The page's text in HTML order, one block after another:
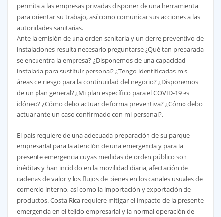
permita a las empresas privadas disponer de una herramienta
para orientar su trabajo, así como comunicar sus acciones a las
autoridades sanitarias.
Ante la emisión de una orden sanitaria y un cierre preventivo de
instalaciones resulta necesario preguntarse ¿Qué tan preparada
se encuentra la empresa? ¿Disponemos de una capacidad
instalada para sustituir personal? ¿Tengo identificadas mis
áreas de riesgo para la continuidad del negocio? ¿Disponemos
de un plan general? ¿Mi plan específico para el COVID-19 es
idóneo? ¿Cómo debo actuar de forma preventiva? ¿Cómo debo
actuar ante un caso confirmado con mi personal?.
El país requiere de una adecuada preparación de su parque
empresarial para la atención de una emergencia y para la
presente emergencia cuyas medidas de orden público son
inéditas y han incidido en la movilidad diaria, afectación de
cadenas de valor y los flujos de bienes en los canales usuales de
comercio interno, así como la importación y exportación de
productos. Costa Rica requiere mitigar el impacto de la presente
emergencia en el tejido empresarial y la normal operación de